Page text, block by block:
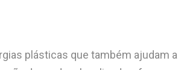
plásticas que também ajudam a